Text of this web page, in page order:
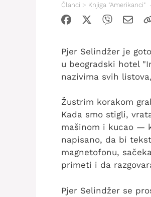
Članci > Knjiga "Amerikanci"
Pjer Selindžer je
u beogradski hotel
nazivima svih
Žustrim korakom
Kada smo stigli,
mašinom i kucao —
napisano, da bi
magnetofonu,
primeti i da
Pjer Selindžer se